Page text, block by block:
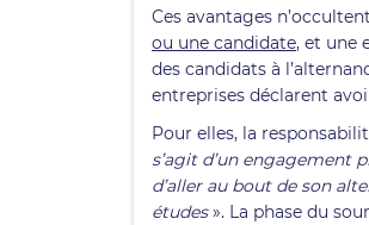
Ces avantages
ou une candidate, et une
des candidats à
entreprises déclarent
Pour elles, la
s’agit d’un engagement
d’aller au bout de son
études». La phase du